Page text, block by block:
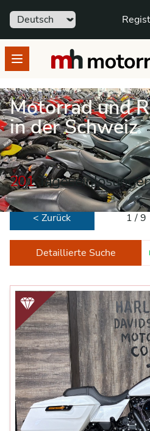
Sprache
Open menumotorradhandel.ch
Motorrad und
in der Schweiz
201
< Zurück 1 / 9
Detaillierte Suche